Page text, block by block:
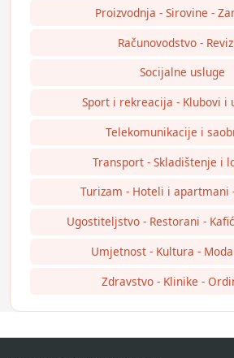
Proizvodnja - Sirovine -
Računovodstvo -
Socijalne usluge
Sport i rekreacija - Klubovi i
Telekomunikacije i
Transport - Skladištenje i
Turizam - Hoteli i apartmani
Ugostiteljstvo - Restorani -
Umjetnost - Kultura -
Zdravstvo - Klinike -